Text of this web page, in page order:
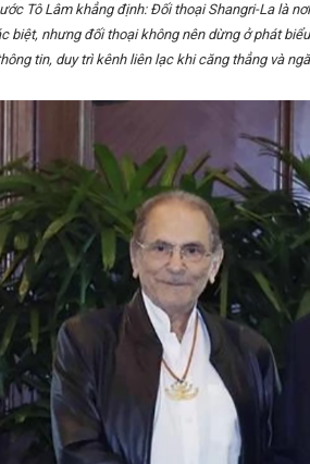
Tô Lâm khẳng định: Đối thoại Shangri-La là
biệt, nhưng đối thoại không nên dừng ở phát
tin, duy trì kênh liên lạc khi căng thẳng và